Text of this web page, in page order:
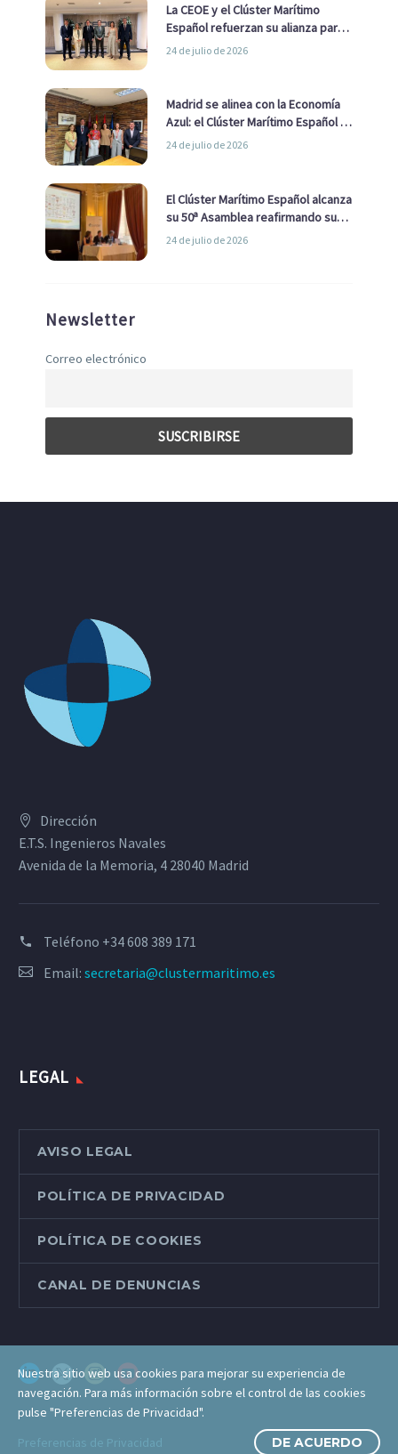
La CEOE y el Clúster Marítimo
Español refuerzan su alianza para
impulsar una estrategia Nacional
24 de julio de 2026
Madrid se alinea con la Economía
Azul: el Clúster Marítimo Español y
la Real Liga Naval avanzan alianzas
24 de julio de 2026
El Clúster Marítimo Español alcanza
su 50ª Asamblea reafirmando su
liderazgo en la Economía Azul
24 de julio de 2026
Newsletter
Correo electrónico
Dirección
E.T.S. Ingenieros Navales
Avenida de la Memoria, 4 28040 Madrid
Teléfono +34 608 389 171
Email: secretaria@clustermaritimo.es
LEGAL
AVISO LEGAL
POLÍTICA DE PRIVACIDAD
POLÍTICA DE COOKIES
CANAL DE DENUNCIAS
Nuestra sitio web usa cookies para mejorar su experiencia de
navegación. Para más información sobre el control de las cookies
pulse "Preferencias de Privacidad".
Preferencias de Privacidad
DE ACUERDO